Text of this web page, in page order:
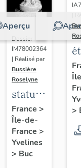
Aperçu
Dossier
IM78002364
| Réalisé par
Bussière
Roselyne
statue :
Vierge
à
l'Enfant
(n°1)
France >
Île-de-
France >
Yvelines
> Buc
>